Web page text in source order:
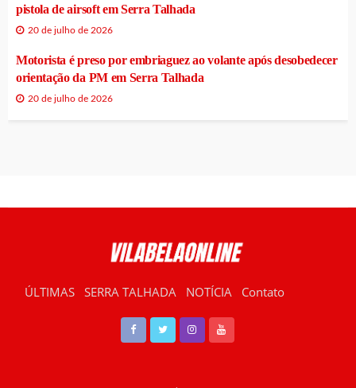
pistola de airsoft em Serra Talhada
20 de julho de 2026
Motorista é preso por embriaguez ao volante após desobedecer
orientação da PM em Serra Talhada
20 de julho de 2026
ÚLTIMAS SERRA TALHADA NOTÍCIA Contato